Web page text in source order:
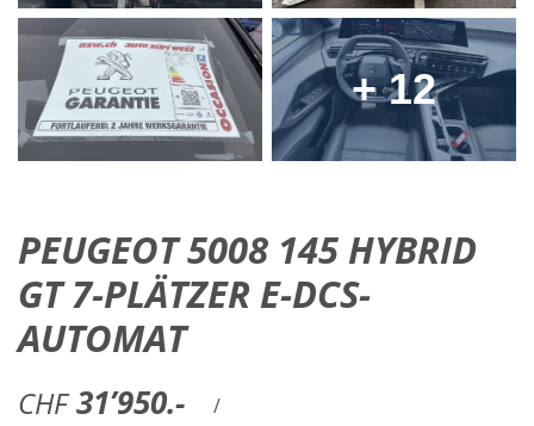
+ 12
PEUGEOT 5008 145 HYBRID
GT 7-PLÄTZER E-DCS-
AUTOMAT
CHF 31’950.-
/